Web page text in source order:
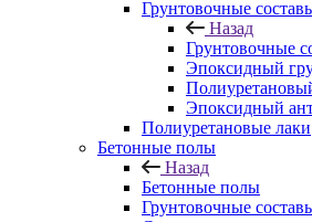
Грунтовочные
Назад
Грунтовочные
Эпоксидный
Эпоксидный
Полиуретановые лаки
Бетонные полы
Назад
Бетонные полы
Грунтовочные